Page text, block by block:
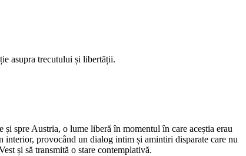
asupra trecutului și libertății.
spre Austria, o lume liberă în momentul în care aceștia erau
interior, provocând un dialog intim și amintiri disparate care nu
și să transmită o stare contemplativă.